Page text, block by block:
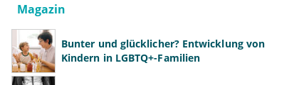
Magazin
Bunter und glücklicher? Entwicklung von
Kindern in LGBTQ+-Familien